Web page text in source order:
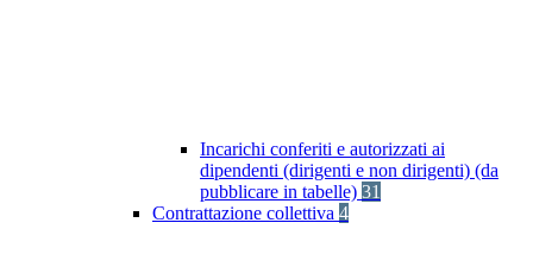
Incarichi conferiti e autorizzati ai
dipendenti (dirigenti e non dirigenti) (da
pubblicare in tabelle) 31
Contrattazione collettiva 4